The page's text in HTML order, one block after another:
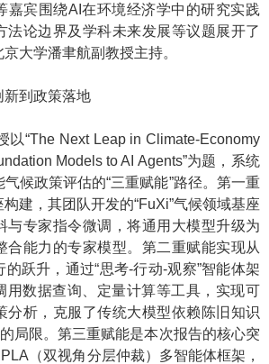
嘉宾围绕AI在环境经济学中的研究实践
法论边界及学科未来发展等议题展开了
大学潘聿航副教授主持。
新到政策落地
以“The Next Leap in Climate-Economy
Models to AI Agents”为题，系统
候政策评估的“三重赋能”路径。第一重
建，其团队开发的“FuXi”气候领域基座
与专家指令微调，将通用大模型升级为
合能力的专家模型。第二重赋能实现从
跃升，通过“思考-行动-观察”智能体架
用数据查询、定量计算等工具，实现可
分析，克服了传统大模型依赖陈旧知识
局限。第三重赋能是本次报告的核心突
（双视角分层仲裁）多智能体框架，